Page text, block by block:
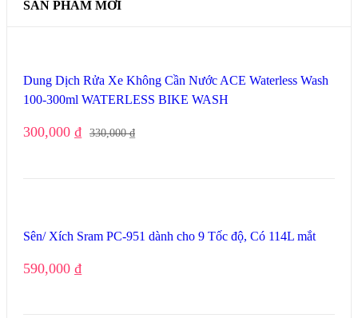
SẢN PHẨM MỚI
Dung Dịch Rửa Xe Không Cần Nước ACE Waterless Wash
100-300ml WATERLESS BIKE WASH
330,000₫
300,000 ₫
Sên/ Xích Sram PC-951 dành cho 9 Tốc độ, Có 114L mắt
590,000 ₫